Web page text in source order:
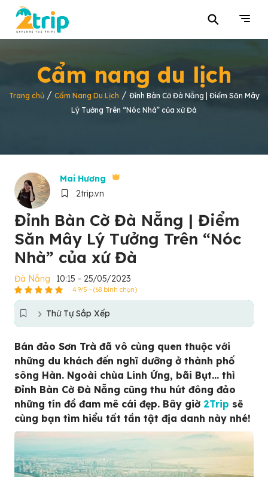
⚲
Cẩm nang du lịch
Trang chủ/ Cẩm Nang Du Lịch / Đỉnh Bàn Cờ Đà Nẵng | Điểm Săn Mây
Lý Tưởng Trên “Nóc Nhà” của xứ Đà
Mai Hương
2trip.vn
Đỉnh Bàn Cờ Đà Nẵng | Điểm
Săn Mây Lý Tưởng Trên “Nóc
Nhà” của xứ Đà
Đà Nẵng 10:15 - 25/05/2023
4.9/5 - (68 bình chọn)
Thứ Tự Sắp Xếp
Bán đảo Sơn Trà đã vô cùng quen thuộc với
những du khách đến nghĩ dưỡng ở thành phố
sông Hàn. Ngoài chùa Linh Ứng, bãi Bụt… thì
Đỉnh Bàn Cờ Đà Nẵng cũng thu hút đông đảo
những tín đồ đam mê cái đẹp. Bây giờ 2Trip sẽ
cùng bạn tìm hiểu tất tần tật địa danh này nhé!